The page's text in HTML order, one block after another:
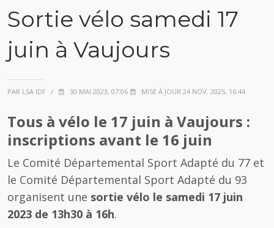
Sortie vélo samedi 17
juin à Vaujours
PAR LSA IDF / 30 MAI 2023, 07:06 MISE À JOUR 24 NOV. 2025, 16:44
Tous à vélo le 17 juin à Vaujours :
inscriptions avant le 16 juin
Le Comité Départemental Sport Adapté du 77 et
le Comité Départemental Sport Adapté du 93
organisent une sortie vélo le samedi 17 juin
2023 de 13h30 à 16h.